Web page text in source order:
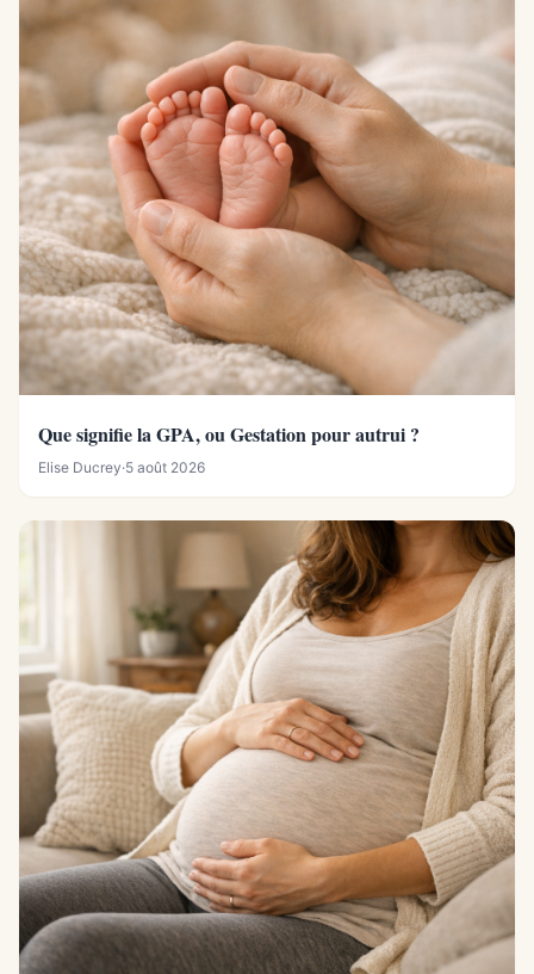
Que signifie la GPA, ou Gestation pour autrui ?
Elise Ducrey·5 août 2026